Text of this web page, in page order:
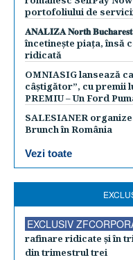
portofoliului de
𝐀𝐍𝐀𝐋𝐈𝐙𝐀 𝐍𝐨𝐫𝐭𝐡
încetinește piața, însă
ridicată
OMNIASIG lansează
câștigător”, cu premii
PREMIU – Un Ford
SALESIANER
Brunch în România
Vezi toate
EXCLUSIV
rafinare ridicate şi în
din trimestrul trei